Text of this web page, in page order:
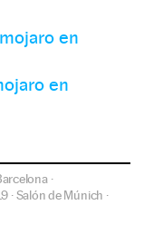
en
en
·
·Salón de Múnich ·